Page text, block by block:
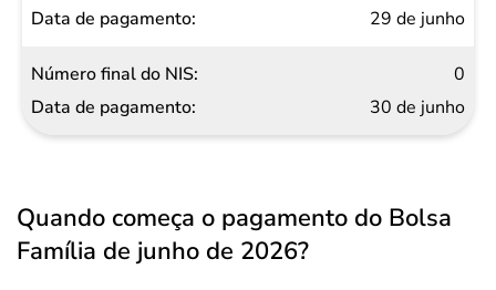
29 de junho
0
30 de junho
Quando começa o pagamento do Bolsa
Família de junho de 2026?